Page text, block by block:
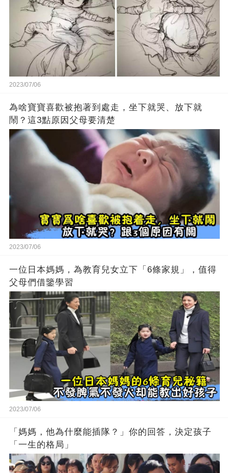
2023/07/06
為啥寶寶喜歡被抱著到處走，坐下就哭、放下就
鬧？這3點原因父母要清楚
2023/07/06
一位日本媽媽，為教育兒女立下「6條家規」，值得
父母們借鑒學習
2023/07/06
「媽媽，他為什麼能插隊？」你的回答，決定孩子
「一生的格局」